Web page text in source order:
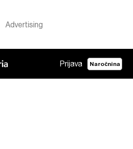
Prijava Naročnina